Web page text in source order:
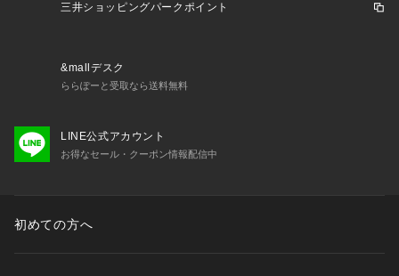
三井ショッピングパークポイント
&mallデスク
ららぽーと受取なら送料無料
LINE公式アカウント
お得なセール・クーポン情報配信中
初めての方へ